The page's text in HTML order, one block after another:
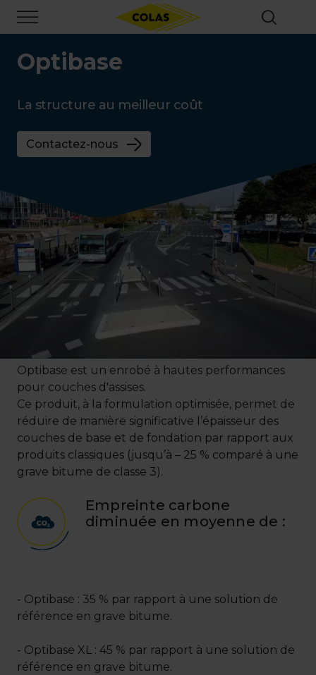
contenu
principal
Optibase
La structure au meilleur coût
Contactez-nous
Optibase est un enrobé à hautes performances
pour couches d'assises.
Ce produit, à la formulation optimisée, permet de
réduire de manière significative l’épaisseur des
couches de base et de fondation par rapport aux
produits classiques (jusqu’à – 25 % comparé à une
grave bitume de classe 3).
Empreinte carbone
diminuée en moyenne de :
- Optibase : 35 % par rapport à une solution de
référence en grave bitume.
- Optibase XL : 45 % par rapport à une solution de
référence en grave bitume.